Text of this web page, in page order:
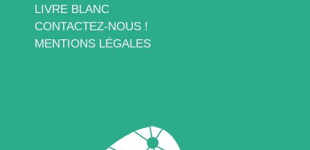
LIVRE BLANC
CONTACTEZ-NOUS !
MENTIONS LÉGALES